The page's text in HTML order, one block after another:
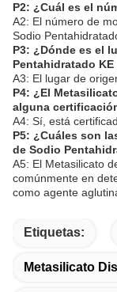
P2: ¿Cuál es el
A2: El número de
Sodio
P3: ¿Dónde es el
Pentahidratado KE
A3: El lugar de
P4: ¿El
alguna
A4: Sí, está
P5: ¿Cuáles son
de Sodio
A5: El Metasilicato
comúnmente en
como agente
Etiquetas:
Metasilicato